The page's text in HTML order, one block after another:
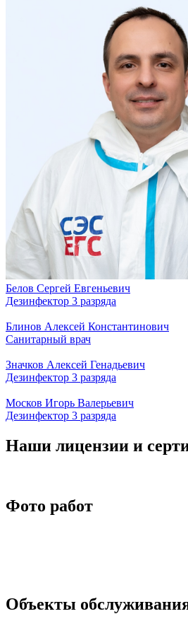
Белов Сергей Евгеньевич
Дезинфектор 3 разряда
Блинов Алексей Константинович
Санитарный врач
Значков Алексей Генадьевич
Дезинфектор 3 разряда
Москов Игорь Валерьевич
Дезинфектор 3 разряда
Наши лицензии и
Фото работ
Объекты